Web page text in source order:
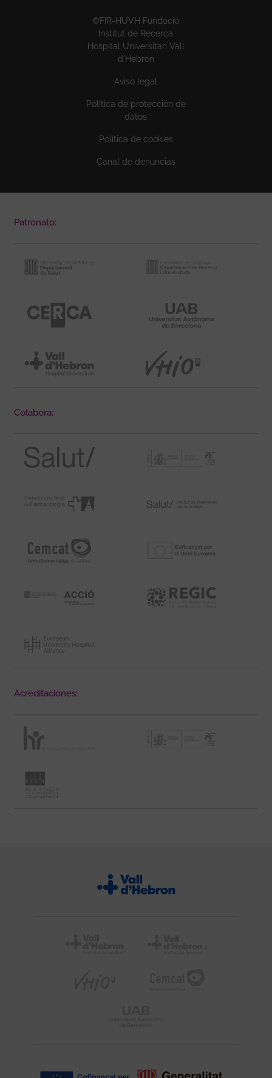
©FIR-HUVH Fundació
Institut de Recerca
Hospital Universitari Vall
d'Hebron
Aviso legal
Política de protección de
datos
Política de cookies
Canal de denuncias
Patronato:
Colabora:
Acreditaciones: